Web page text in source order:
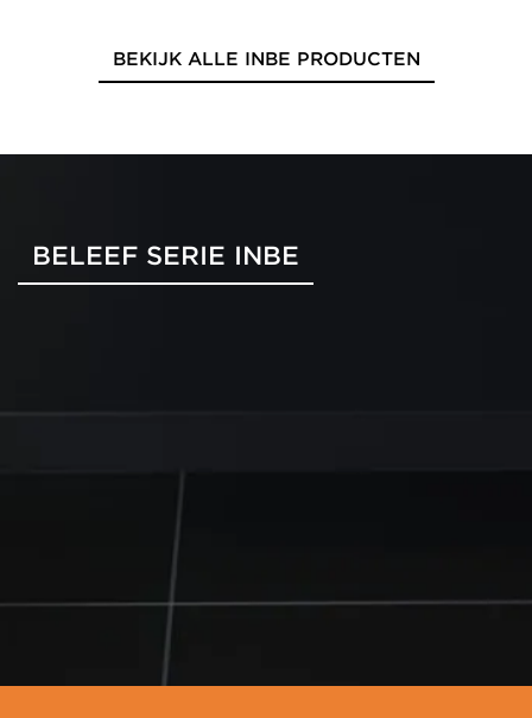
BEKIJK ALLE INBE PRODUCTEN
BELEEF SERIE INBE